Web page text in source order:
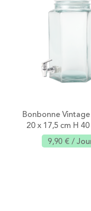
Bonbonne
20 x 17,5 cm H
9,90 € /